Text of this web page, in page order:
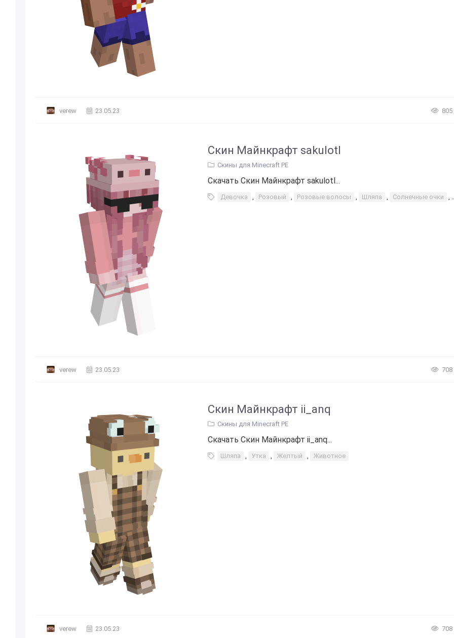
verew 23.05.23 805
Скин Майнкрафт sakulotl
Скины для Minecraft PE
Скачать Скин Майнкрафт sakulotl...
Девочка , Розовый , Розовые волосы , Шляпа , Солнечные очки ,
verew 23.05.23 708
Скин Майнкрафт ii_anq
Скины для Minecraft PE
Скачать Скин Майнкрафт ii_anq...
Шляпа , Утка , Желтый , Животное
verew 23.05.23 708